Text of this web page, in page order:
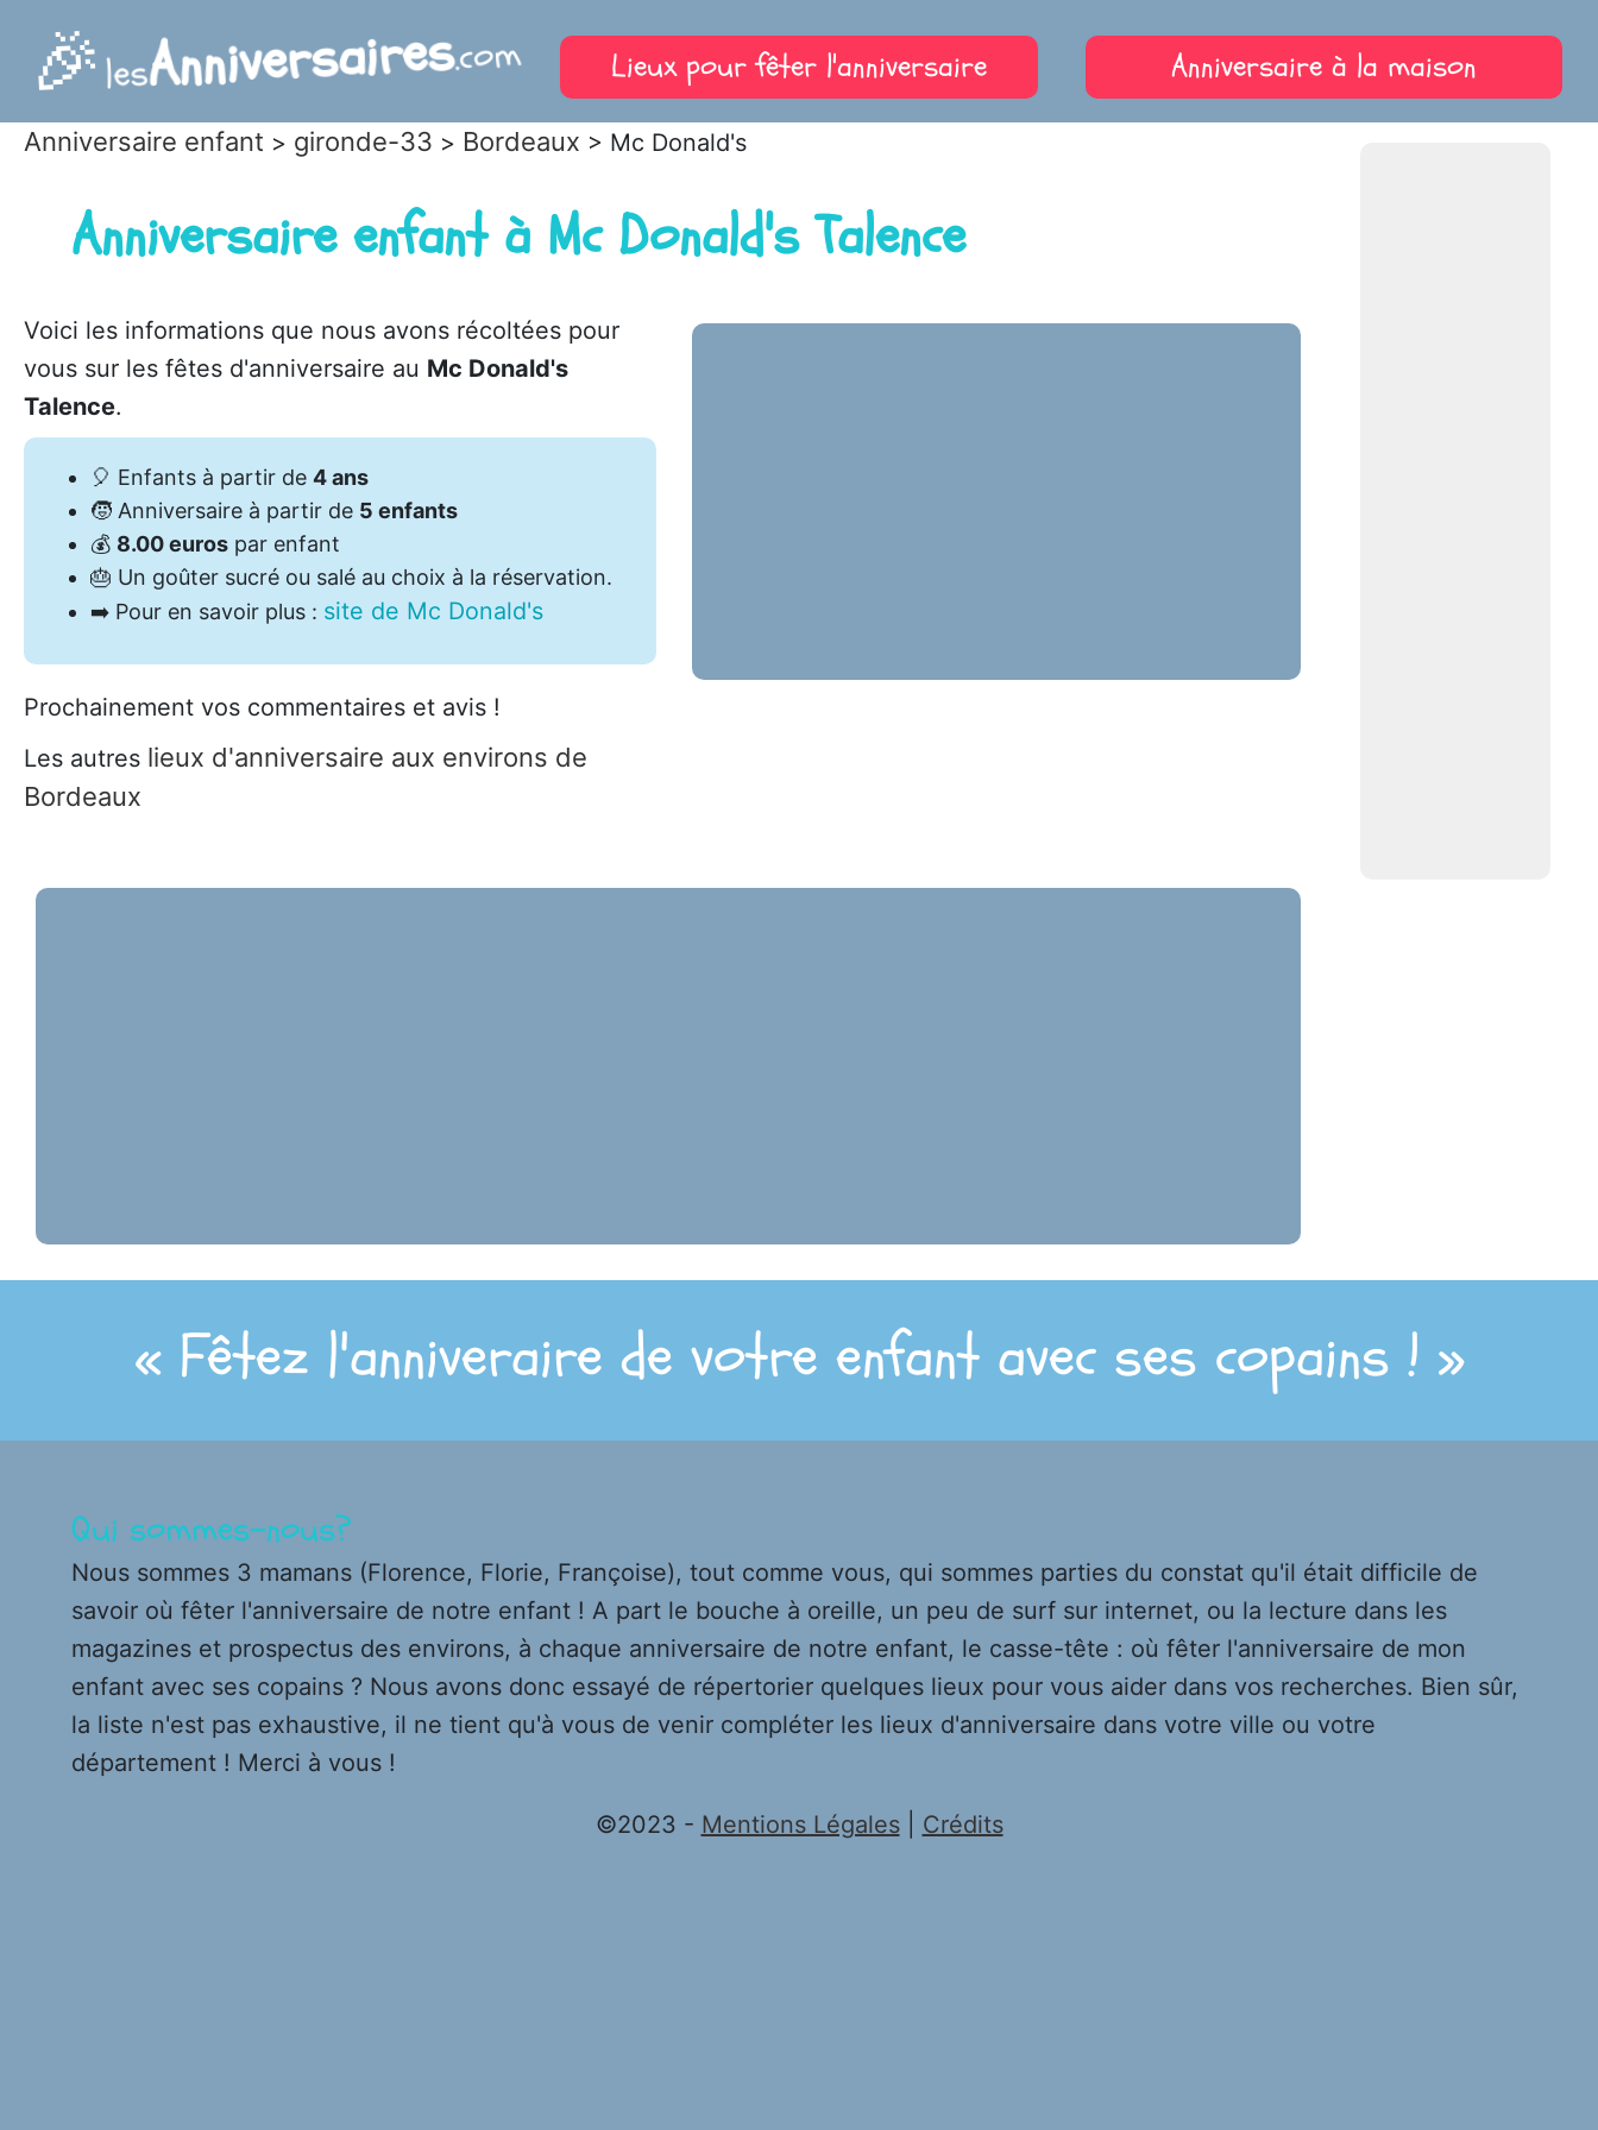
🎉 lesAnniversaires.com Lieux pour fêter l'anniversaire Anniversaire à la maison
Anniversaire enfant > gironde-33 > Bordeaux > Mc Donald's
Anniversaire enfant à Mc Donald's Talence
Voici les informations que nous avons récoltées pour
vous sur les fêtes d'anniversaire au Mc Donald's
Talence.
🎈 Enfants à partir de 4 ans
🧒 Anniversaire à partir de 5 enfants
💰 8.00 euros par enfant
🎂 Un goûter sucré ou salé au choix à la réservation.
➡️ Pour en savoir plus : site de Mc Donald's
Prochainement vos commentaires et avis !
Les autres lieux d'anniversaire aux environs de
Bordeaux
« Fêtez l'anniveraire de votre enfant avec ses copains ! »
Qui sommes-nous?
Nous sommes 3 mamans (Florence, Florie, Françoise), tout comme vous, qui sommes parties du constat qu'il était difficile de
savoir où fêter l'anniversaire de notre enfant ! A part le bouche à oreille, un peu de surf sur internet, ou la lecture dans les
magazines et prospectus des environs, à chaque anniversaire de notre enfant, le casse-tête : où fêter l'anniversaire de mon
enfant avec ses copains ? Nous avons donc essayé de répertorier quelques lieux pour vous aider dans vos recherches. Bien sûr,
la liste n'est pas exhaustive, il ne tient qu'à vous de venir compléter les lieux d'anniversaire dans votre ville ou votre
département ! Merci à vous !
©2023 - Mentions Légales| Crédits